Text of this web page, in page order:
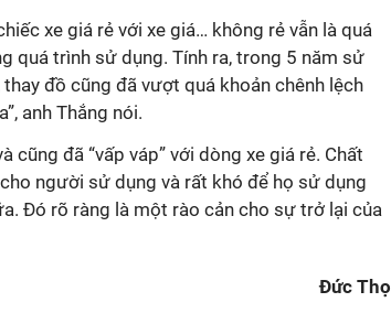
xe giá rẻ với xe giá… không rẻ vẫn là quá
quá trình sử dụng. Tính ra, trong 5 năm sử
đồ cũng đã vượt quá khoản chênh lệch
anh Thắng nói.
đã “vấp váp” với dòng xe giá rẻ. Chất
người sử dụng và rất khó để họ sử dụng
Đó rõ ràng là một rào cản cho sự trở lại của
Đức Thọ